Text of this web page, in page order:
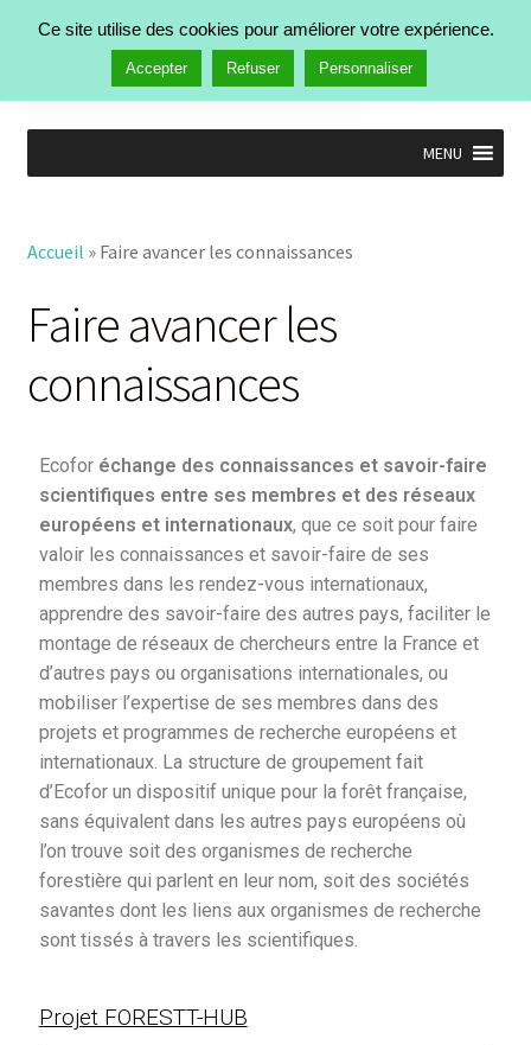
MENU
Identifier les priorités de recherche
Intégrer les connaissances
Activités passées
Publications
Actualités
Qui est Ecofor ?
Contact
Accueil » Faire avancer les connaissances
Faire avancer les
connaissances
Ecofor échange des connaissances et savoir-faire
scientifiques entre ses membres et des réseaux
européens et internationaux, que ce soit pour faire
valoir les connaissances et savoir-faire de ses
membres dans les rendez-vous internationaux,
apprendre des savoir-faire des autres pays, faciliter le
montage de réseaux de chercheurs entre la France et
d’autres pays ou organisations internationales, ou
mobiliser l’expertise de ses membres dans des
projets et programmes de recherche européens et
internationaux. La structure de groupement fait
d’Ecofor un dispositif unique pour la forêt française,
sans équivalent dans les autres pays européens où
l’on trouve soit des organismes de recherche
forestière qui parlent en leur nom, soit des sociétés
savantes dont les liens aux organismes de recherche
sont tissés à travers les scientifiques.
Projet FORESTT-HUB
Ce site utilise des cookies pour améliorer votre expérience.
Accepter Refuser Personnaliser